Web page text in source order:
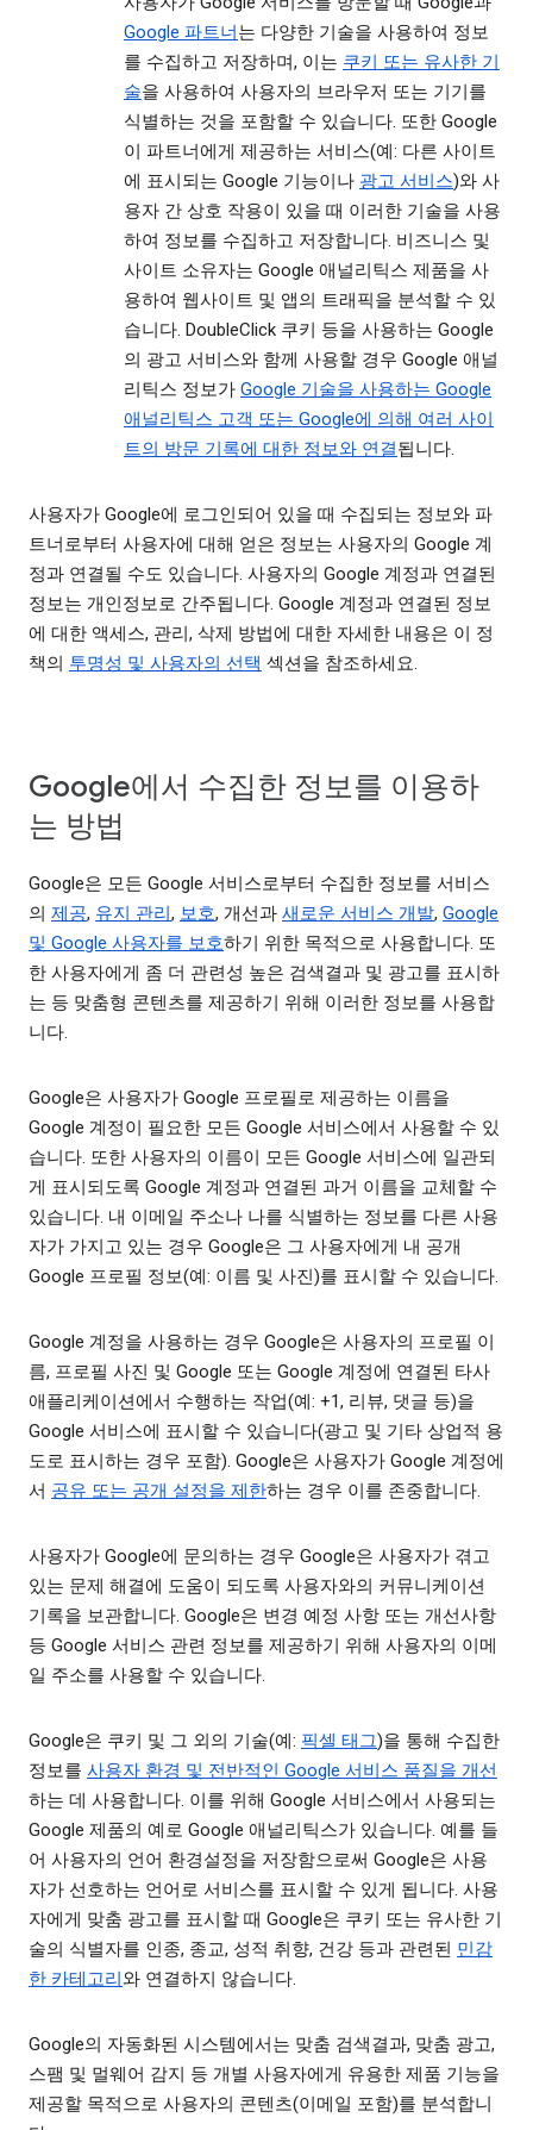
Google 파트너는 다양한 기술을 사용하여 정보
를 수집하고 저장하며, 이는 쿠키 또는 유사한 기
술을 사용하여 사용자의 브라우저 또는 기기를
식별하는 것을 포함할 수 있습니다. 또한 Google
이 파트너에게 제공하는 서비스(예: 다른 사이트
에 표시되는 Google 기능이나 광고 서비스)와 사
용자 간 상호 작용이 있을 때 이러한 기술을 사용
하여 정보를 수집하고 저장합니다. 비즈니스 및
사이트 소유자는 Google 애널리틱스 제품을 사
용하여 웹사이트 및 앱의 트래픽을 분석할 수 있
습니다. DoubleClick 쿠키 등을 사용하는 Google
의 광고 서비스와 함께 사용할 경우 Google 애널
리틱스 정보가 Google 기술을 사용하는 Google
애널리틱스 고객 또는 Google에 의해 여러 사이
트의 방문 기록에 대한 정보와 연결됩니다.
사용자가 Google에 로그인되어 있을 때 수집되는 정보와 파
트너로부터 사용자에 대해 얻은 정보는 사용자의 Google 계
정과 연결될 수도 있습니다. 사용자의 Google 계정과 연결된
정보는 개인정보로 간주됩니다. Google 계정과 연결된 정보
에 대한 액세스, 관리, 삭제 방법에 대한 자세한 내용은 이 정
책의 투명성 및 사용자의 선택 섹션을 참조하세요.
Google에서 수집한 정보를 이용하
는 방법
Google은 모든 Google 서비스로부터 수집한 정보를 서비스
의 제공, 유지 관리, 보호, 개선과 새로운 서비스 개발, Google
및 Google 사용자를 보호하기 위한 목적으로 사용합니다. 또
한 사용자에게 좀 더 관련성 높은 검색결과 및 광고를 표시하
는 등 맞춤형 콘텐츠를 제공하기 위해 이러한 정보를 사용합
니다.
Google은 사용자가 Google 프로필로 제공하는 이름을
Google 계정이 필요한 모든 Google 서비스에서 사용할 수 있
습니다. 또한 사용자의 이름이 모든 Google 서비스에 일관되
게 표시되도록 Google 계정과 연결된 과거 이름을 교체할 수
있습니다. 내 이메일 주소나 나를 식별하는 정보를 다른 사용
자가 가지고 있는 경우 Google은 그 사용자에게 내 공개
Google 프로필 정보(예: 이름 및 사진)를 표시할 수 있습니다.
Google 계정을 사용하는 경우 Google은 사용자의 프로필 이
름, 프로필 사진 및 Google 또는 Google 계정에 연결된 타사
애플리케이션에서 수행하는 작업(예: +1, 리뷰, 댓글 등)을
Google 서비스에 표시할 수 있습니다(광고 및 기타 상업적 용
도로 표시하는 경우 포함). Google은 사용자가 Google 계정에
서 공유 또는 공개 설정을 제한하는 경우 이를 존중합니다.
사용자가 Google에 문의하는 경우 Google은 사용자가 겪고
있는 문제 해결에 도움이 되도록 사용자와의 커뮤니케이션
기록을 보관합니다. Google은 변경 예정 사항 또는 개선사항
등 Google 서비스 관련 정보를 제공하기 위해 사용자의 이메
일 주소를 사용할 수 있습니다.
Google은 쿠키 및 그 외의 기술(예: 픽셀 태그)을 통해 수집한
정보를 사용자 환경 및 전반적인 Google 서비스 품질을 개선
하는 데 사용합니다. 이를 위해 Google 서비스에서 사용되는
Google 제품의 예로 Google 애널리틱스가 있습니다. 예를 들
어 사용자의 언어 환경설정을 저장함으로써 Google은 사용
자가 선호하는 언어로 서비스를 표시할 수 있게 됩니다. 사용
자에게 맞춤 광고를 표시할 때 Google은 쿠키 또는 유사한 기
술의 식별자를 인종, 종교, 성적 취향, 건강 등과 관련된 민감
한 카테고리와 연결하지 않습니다.
Google의 자동화된 시스템에서는 맞춤 검색결과, 맞춤 광고,
스팸 및 멀웨어 감지 등 개별 사용자에게 유용한 제품 기능을
제공할 목적으로 사용자의 콘텐츠(이메일 포함)를 분석합니